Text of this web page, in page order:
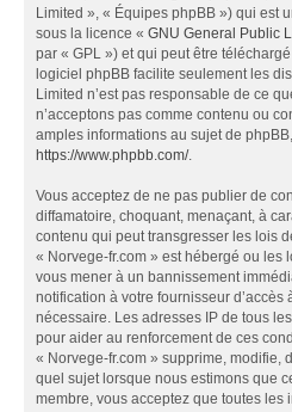
Limited », « Équipes phpBB ») qui est
sous la licence « GNU General Public
par « GPL ») et qui peut être
logiciel phpBB facilite seulement les
Limited n’est pas responsable de ce
n’acceptons pas comme contenu ou
amples informations au sujet de
https://www.phpbb.com/.
Vous acceptez de ne pas publier de
diffamatoire, choquant, menaçant, à
contenu qui peut transgresser les lois
« Norvege-fr.com » est hébergé ou les
vous mener à un bannissement
notification à votre fournisseur
nécessaire. Les adresses IP de tous
pour aider au renforcement de ces
« Norvege-fr.com » supprime, modifie,
quel sujet lorsque nous estimons que
membre, vous acceptez que toutes les